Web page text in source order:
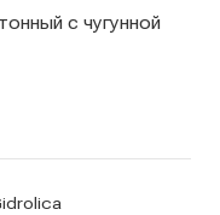
с чугунной